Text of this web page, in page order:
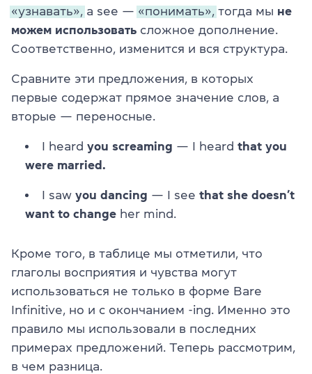
«узнавать», а see — «понимать», тогда мы не
можем использовать сложное дополнение.
Соответственно, изменится и вся структура.
Сравните эти предложения, в которых
первые содержат прямое значение слов, а
вторые — переносные.
I heard you screaming — I heard that you
were married.
I saw you dancing — I see that she doesn’t
want to change her mind.
Кроме того, в таблице мы отметили, что
глаголы восприятия и чувства могут
использоваться не только в форме Bare
Infinitive, но и с окончанием -ing. Именно это
правило мы использовали в последних
примерах предложений. Теперь рассмотрим,
в чем разница.